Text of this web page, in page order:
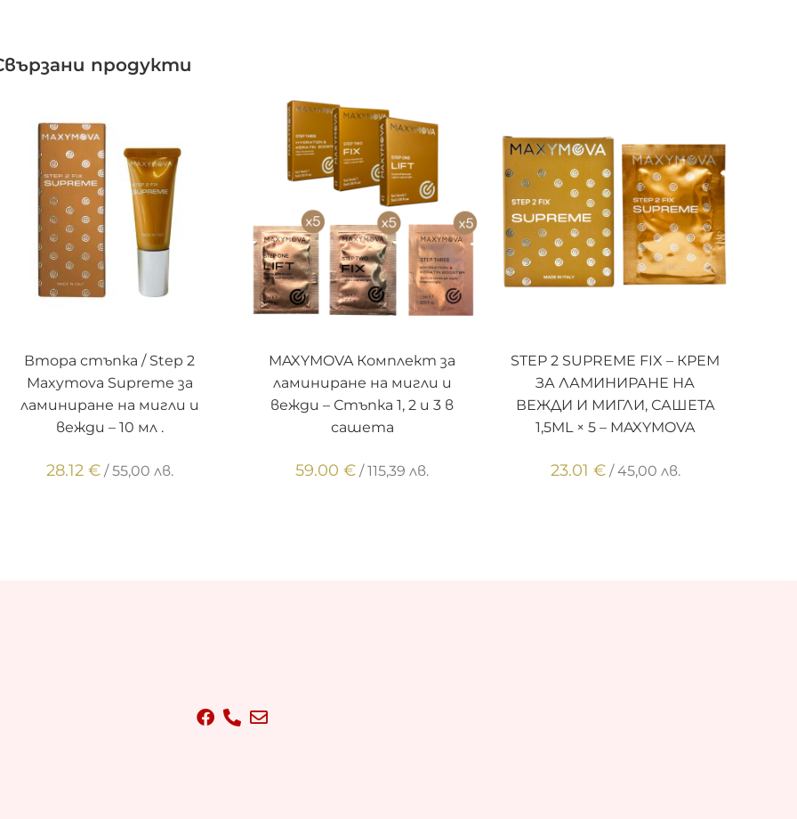
продукти
Втора стъпка / Step 2
Maxymova Supreme за
ламиниране на мигли и
вежди – 10 мл .
28.12 €/ 55,00 лв.
MAXYMOVA Комплект за
ламиниране на мигли и
вежди – Стъпка 1, 2 и 3 в
сашета
59.00€ / 115,39 лв.
STEP 2 SUPREME FIX – КРЕМ
ЗА ЛАМИНИРАНЕ НА
ВЕЖДИ И МИГЛИ, САШЕТА
1,5ML × 5 – MAXYMOVA
23.01 €/ 45,00 лв.